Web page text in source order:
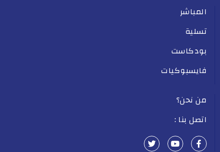
المباشر
تسلية
بودكاست
فايسبوكيات
من نحن؟
اتصل بنا :